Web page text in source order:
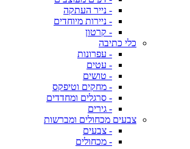
- נייר העתקה
- ניירות מיוחדים
- קרטון
כלי כתיבה
- עפרונות
- עטים
- טושים
- מחקים וטיפקס
- סרגלים ומחדדים
- גירים
צבעים מכחולים ומברשות
- צבעים
- מכחולים